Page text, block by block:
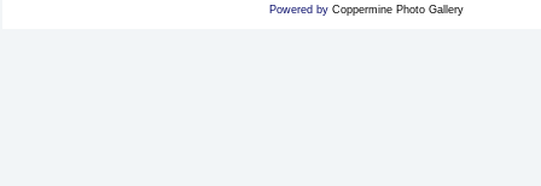
Powered by Coppermine Photo Gallery